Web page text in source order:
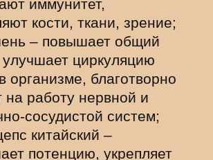
иммунитет,
кости, ткани, зрение;
– повышает общий
улучшает циркуляцию
организме, благотворно
на работу нервной и
сосудистой систем;
китайский –
потенцию, укрепляет